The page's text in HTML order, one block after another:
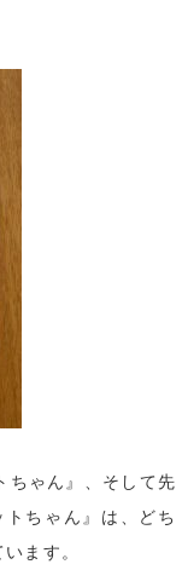
ちゃん』、そして先
ちゃん』は、どち
ます。